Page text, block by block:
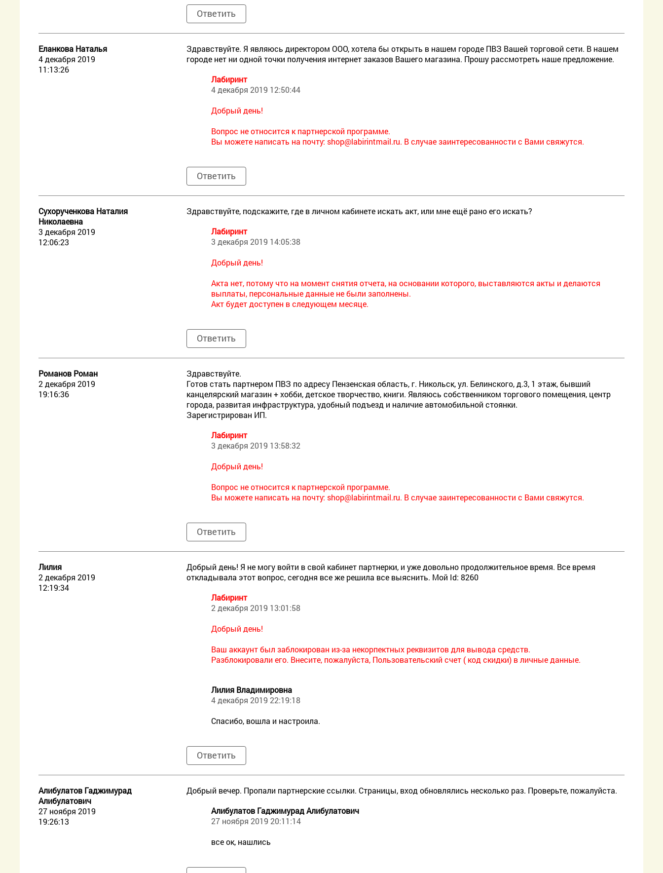
Ответить
Еланкова Наталья
4 декабря 2019
11:13:26
Здравствуйте. Я являюсь директором ООО, хотела бы открыть в нашем городе ПВЗ Вашей торговой сети. В нашем
городе нет ни одной точки получения интернет заказов Вашего магазина. Прошу рассмотреть наше предложение.
Лабиринт
4 декабря 2019 12:50:44
Добрый день!
Вопрос не относится к партнерской программе.
Вы можете написать на почту: shop@labirintmail.ru. В случае заинтересованности с Вами свяжутся.
Ответить
Сухорученкова Наталия
Николаевна
3 декабря 2019
12:06:23
Здравствуйте, подскажите, где в личном кабинете искать акт, или мне ещё рано его искать?
Лабиринт
3 декабря 2019 14:05:38
Добрый день!
Акта нет, потому что на момент снятия отчета, на основании которого, выставляются акты и делаются
выплаты, персональные данные не были заполнены.
Акт будет доступен в следующем месяце.
Ответить
Романов Роман
2 декабря 2019
19:16:36
Здравствуйте.
Готов стать партнером ПВЗ по адресу Пензенская область, г. Никольск, ул. Белинского, д.3, 1 этаж, бывший
канцелярский магазин + хобби, детское творчество, книги. Являюсь собственником торгового помещения, центр
города, развитая инфраструктура, удобный подъезд и наличие автомобильной стоянки.
Зарегистрирован ИП.
Лабиринт
3 декабря 2019 13:58:32
Добрый день!
Вопрос не относится к партнерской программе.
Вы можете написать на почту: shop@labirintmail.ru. В случае заинтересованности с Вами свяжутся.
Ответить
Лилия
2 декабря 2019
12:19:34
Добрый день! Я не могу войти в свой кабинет партнерки, и уже довольно продолжительное время. Все время
откладывала этот вопрос, сегодня все же решила все выяснить. Мой Id: 8260
Лабиринт
2 декабря 2019 13:01:58
Добрый день!
Ваш аккаунт был заблокирован из-за некорпектных реквизитов для вывода средств.
Разблокировали его. Внесите, пожалуйста, Пользовательский счет ( код скидки) в личные данные.
Лилия Владимировна
4 декабря 2019 22:19:18
Спасибо, вошла и настроила.
Ответить
Алибулатов Гаджимурад
Алибулатович
27 ноября 2019
19:26:13
Добрый вечер. Пропали партнерские ссылки. Страницы, вход обновлялись несколько раз. Проверьте, пожалуйста.
Алибулатов Гаджимурад Алибулатович
27 ноября 2019 20:11:14
все ок, нашлись